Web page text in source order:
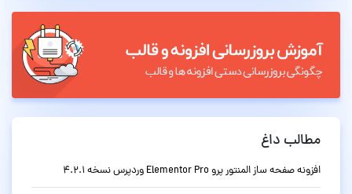
مطالب داغ
افزونه صفحه ساز المنتور پرو Elementor Pro وردپرس نسخه 4.2.1